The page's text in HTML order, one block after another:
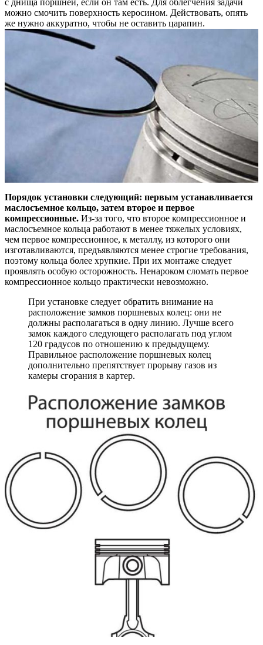
можно смочить поверхность керосином. Действовать, опять
же нужно аккуратно, чтобы не оставить царапин.
Порядок установки следующий: первым устанавливается
маслосъемное кольцо, затем второе и первое
компрессионные. Из-за того, что второе компрессионное и
маслосъемное кольца работают в менее тяжелых условиях,
чем первое компрессионное, к металлу, из которого они
изготавливаются, предъявляются менее строгие требования,
поэтому кольца более хрупкие. При их монтаже следует
проявлять особую осторожность. Ненароком сломать первое
компрессионное кольцо практически невозможно.
При установке следует обратить внимание на
расположение замков поршневых колец: они не
должны располагаться в одну линию. Лучше всего
замок каждого следующего располагать под углом
120 градусов по отношению к предыдущему.
Правильное расположение поршневых колец
дополнительно препятствует прорыву газов из
камеры сгорания в картер.